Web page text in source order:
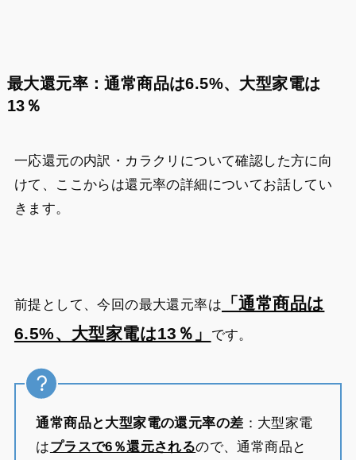
最大還元率：通常商品は6.5%、大型家電は
13％
一応還元の内訳・カラクリについて確認した方に向
けて、ここからは還元率の詳細についてお話してい
きます。
前提として、今回の最大還元率は
「通常商品は
6.5%、大型家電は13％」
です。
通常商品と大型家電の還元率の差 ：大型家電
はプラスで6％還元されるので、通常商品と